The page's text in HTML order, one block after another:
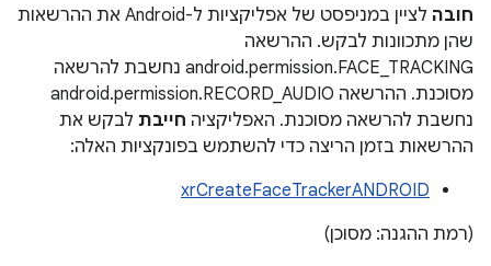
חובה
לציין במניפסט של אפליקציות ל-Android את ההרשאות
שהן מתכוונות לבקש. ההרשאה
android.permission.FACE_TRACKING נחשבת להרשאה
מסוכנת. ההרשאה android.permission.RECORD_AUDIO
נחשבת להרשאה מסוכנת. האפליקציה חייבת לבקש את
ההרשאות בזמן הריצה כדי להשתמש בפונקציות האלה:
xrCreateFaceTrackerANDROID
(רמת ההגנה: מסוכן)